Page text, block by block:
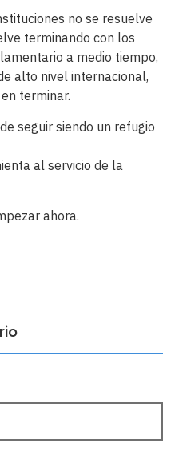
no se resuelve
terminando con los
a medio tiempo,
alto nivel internacional,
terminar.
seguir siendo un refugio
al servicio de la
ahora.